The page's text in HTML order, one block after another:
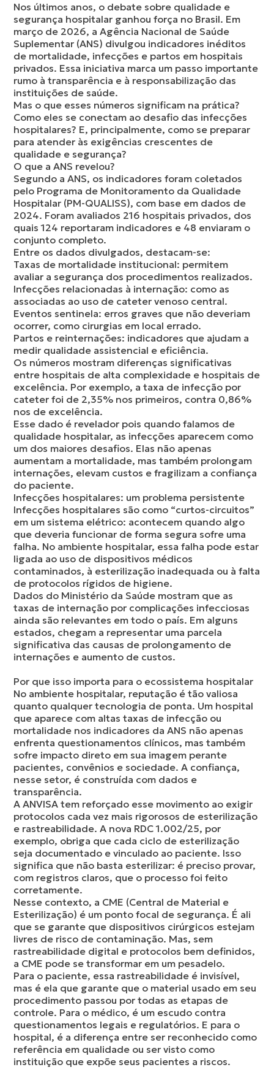
Nos últimos anos, o debate sobre qualidade e
segurança hospitalar ganhou força no Brasil. Em
março de 2026, a Agência Nacional de Saúde
Suplementar (ANS) divulgou indicadores inéditos
de mortalidade, infecções e partos em hospitais
privados. Essa iniciativa marca um passo importante
rumo à transparência e à responsabilização das
instituições de saúde.
Mas o que esses números significam na prática?
Como eles se conectam ao desafio das infecções
hospitalares? E, principalmente, como se preparar
para atender às exigências crescentes de
qualidade e segurança?
O que a ANS revelou?
Segundo a ANS, os indicadores foram coletados
pelo Programa de Monitoramento da Qualidade
Hospitalar (PM-QUALISS), com base em dados de
2024. Foram avaliados 216 hospitais privados, dos
quais 124 reportaram indicadores e 48 enviaram o
conjunto completo.
Entre os dados divulgados, destacam-se:
Taxas de mortalidade institucional: permitem
avaliar a segurança dos procedimentos realizados.
Infecções relacionadas à internação: como as
associadas ao uso de cateter venoso central.
Eventos sentinela: erros graves que não deveriam
ocorrer, como cirurgias em local errado.
Partos e reinternações: indicadores que ajudam a
medir qualidade assistencial e eficiência.
Os números mostram diferenças significativas
entre hospitais de alta complexidade e hospitais de
excelência. Por exemplo, a taxa de infecção por
cateter foi de 2,35% nos primeiros, contra 0,86%
nos de excelência.
Esse dado é revelador pois quando falamos de
qualidade hospitalar, as infecções aparecem como
um dos maiores desafios. Elas não apenas
aumentam a mortalidade, mas também prolongam
internações, elevam custos e fragilizam a confiança
do paciente.
Infecções hospitalares: um problema persistente
Infecções hospitalares são como “curtos-circuitos”
em um sistema elétrico: acontecem quando algo
que deveria funcionar de forma segura sofre uma
falha. No ambiente hospitalar, essa falha pode estar
ligada ao uso de dispositivos médicos
contaminados, à esterilização inadequada ou à falta
de protocolos rígidos de higiene.
Dados do Ministério da Saúde mostram que as
taxas de internação por complicações infecciosas
ainda são relevantes em todo o país. Em alguns
estados, chegam a representar uma parcela
significativa das causas de prolongamento de
internações e aumento de custos.
Por que isso importa para o ecossistema hospitalar
No ambiente hospitalar, reputação é tão valiosa
quanto qualquer tecnologia de ponta. Um hospital
que aparece com altas taxas de infecção ou
mortalidade nos indicadores da ANS não apenas
enfrenta questionamentos clínicos, mas também
sofre impacto direto em sua imagem perante
pacientes, convênios e sociedade. A confiança,
nesse setor, é construída com dados e
transparência.
A ANVISA tem reforçado esse movimento ao exigir
protocolos cada vez mais rigorosos de esterilização
e rastreabilidade. A nova RDC 1.002/25, por
exemplo, obriga que cada ciclo de esterilização
seja documentado e vinculado ao paciente. Isso
significa que não basta esterilizar: é preciso provar,
com registros claros, que o processo foi feito
corretamente.
Nesse contexto, a CME (Central de Material e
Esterilização) é um ponto focal de segurança. É ali
que se garante que dispositivos cirúrgicos estejam
livres de risco de contaminação. Mas, sem
rastreabilidade digital e protocolos bem definidos,
a CME pode se transformar em um pesadelo.
Para o paciente, essa rastreabilidade é invisível,
mas é ela que garante que o material usado em seu
procedimento passou por todas as etapas de
controle. Para o médico, é um escudo contra
questionamentos legais e regulatórios. E para o
hospital, é a diferença entre ser reconhecido como
referência em qualidade ou ser visto como
instituição que expõe seus pacientes a riscos.